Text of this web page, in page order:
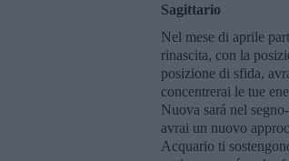
Sagittario
Nel mese di aprile
rinascita, con la
posizione di sfida,
concentrerai le tue
Nuova sará nel
avrai un nuovo
Acquario ti